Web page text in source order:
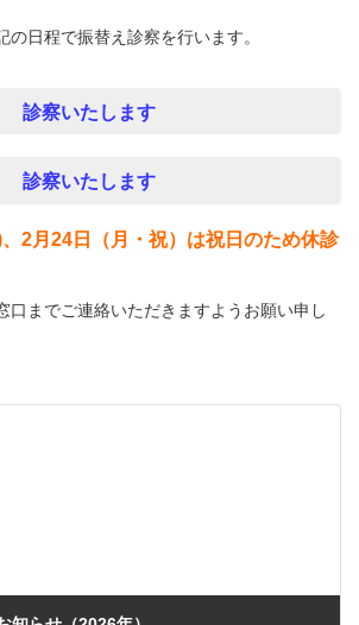
の日程で振替え診察を行います。
診察いたします
診察いたします
2月24日（月・祝）は祝日のため休診
口までご連絡いただきますようお願い申し